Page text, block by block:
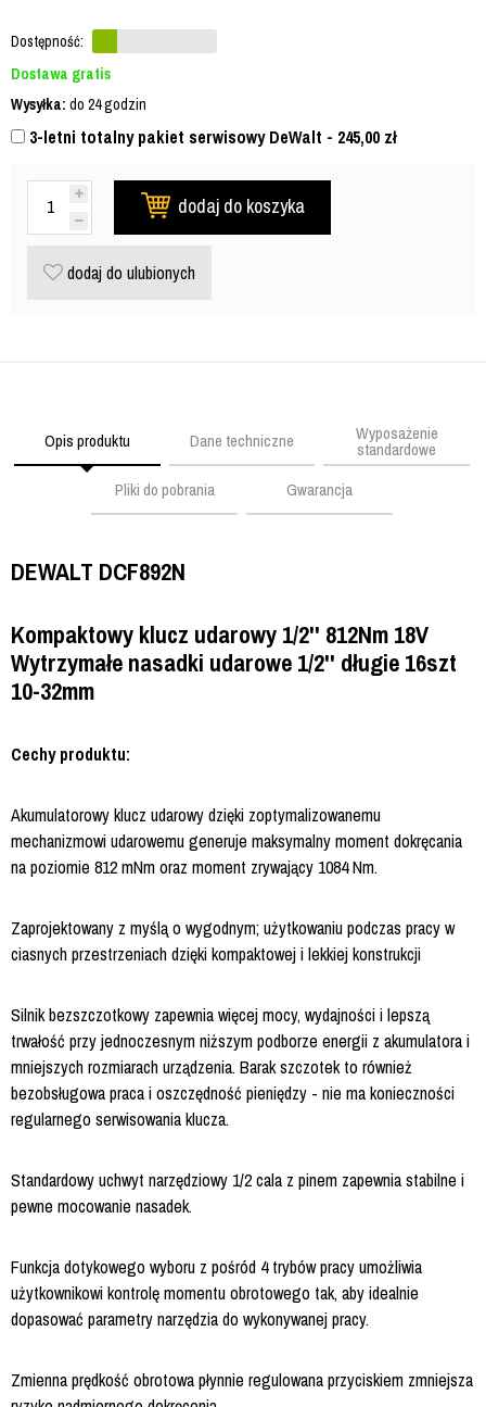
Dostępność:
Dostawa gratis
Wysyłka: do 24 godzin
3-letni totalny pakiet serwisowy DeWalt - 245,00 zł
dodaj do koszyka
dodaj do ulubionych
Opis produktu Dane techniczne Wyposażenie
standardowe
Pliki do pobrania
Gwarancja
DEWALT DCF892N
Kompaktowy klucz udarowy 1/2'' 812Nm 18V
Wytrzymałe nasadki udarowe 1/2'' długie 16szt
10-32mm
Cechy produktu:
Akumulatorowy klucz udarowy dzięki zoptymalizowanemu
mechanizmowi udarowemu generuje maksymalny moment dokręcania
na poziomie 812 mNm oraz moment zrywający 1084 Nm.
Zaprojektowany z myślą o wygodnym; użytkowaniu podczas pracy w
ciasnych przestrzeniach dzięki kompaktowej i lekkiej konstrukcji
Silnik bezszczotkowy zapewnia więcej mocy, wydajności i lepszą
trwałość przy jednoczesnym niższym podborze energii z akumulatora i
mniejszych rozmiarach urządzenia. Barak szczotek to również
bezobsługowa praca i oszczędność pieniędzy - nie ma konieczności
regularnego serwisowania klucza.
Standardowy uchwyt narzędziowy 1/2 cala z pinem zapewnia stabilne i
pewne mocowanie nasadek.
Funkcja dotykowego wyboru z pośród 4 trybów pracy umożliwia
użytkownikowi kontrolę momentu obrotowego tak, aby idealnie
dopasować parametry narzędzia do wykonywanej pracy.
Zmienna prędkość obrotowa płynnie regulowana przyciskiem zmniejsza